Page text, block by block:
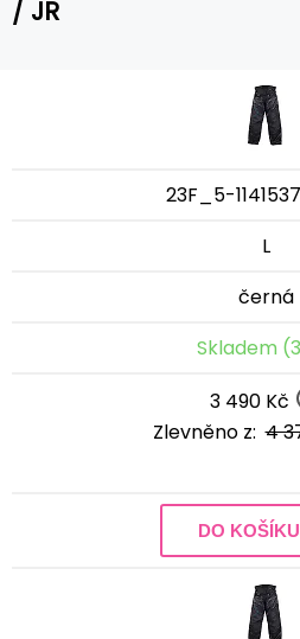
/ JR
23F_5-
L
černá
Skladem
3 490 Kč
Zlevněno z:4
DO KOŠÍKU